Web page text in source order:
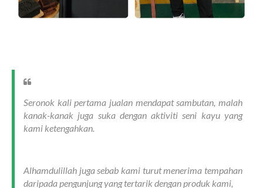
Seronok kali pertama jualan mendapat sambutan, malah
kanak-kanak juga suka dengan aktiviti seni kayu yang
kami ketengahkan.
Alhamdulillah juga sebab kami turut menerima tempahan
daripada pengunjung yang tertarik dengan produk kami,